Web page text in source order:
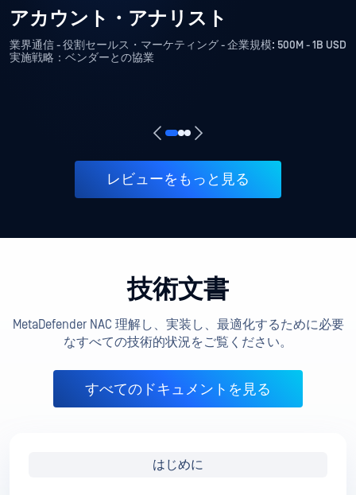
アカウント・アナリスト
業界通信 - 役割セールス・マーケティング - 企業規模: 500M - 1B USD
実施戦略：ベンダーとの協業
レビューをもっと見る
技術文書
MetaDefender NAC 理解し、実装し、最適化するために必要
なすべての技術的状況をご覧ください。
すべてのドキュメントを見る
はじめに